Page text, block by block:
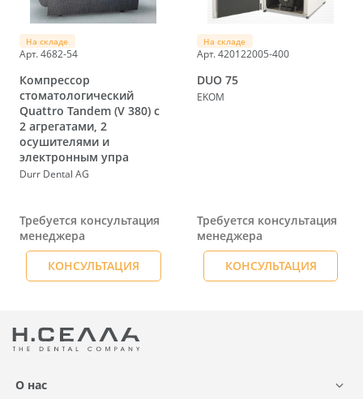
На складе
Арт. 4682-54
Компрессор
стоматологический
Quattro Tandem (V 380) с
2 агрегатами, 2
осушителями и
электронным упра
Durr Dental AG
Требуется консультация
менеджера
КОНСУЛЬТАЦИЯ
На складе
Арт. 420122005-400
DUO 75
EKOM
Требуется консультация
менеджера
КОНСУЛЬТАЦИЯ
О нас